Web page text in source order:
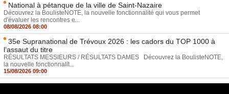
National à pétanque de la ville de Saint-Nazaire
Découvrez la BoulisteNOTE, la nouvelle fonctionnalité qui vous permet
d'évaluer les rencontres e...
08/08/2026 08:00
35e Supranational de Trévoux 2026 : les cadors du TOP 1000 à
l’assaut du titre
RÉSULTATS MESSIEURS / RÉSULTATS DAMES Découvrez la BoulisteNOTE,
la nouvelle fonctionnalit...
15/08/2026 09:00